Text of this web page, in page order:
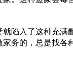
入了这种充满
务的，总是找